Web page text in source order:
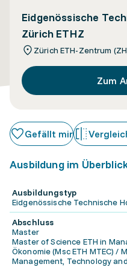
Eidgenössische
Zürich ETHZ
Zürich ETH-Zentrum
Zum
Gefällt mir
Ausbildung im
Ausbildungstyp
Eidgenössische Technische
Abschluss
Master
Master of Science ETH in
Ökonomie (Msc ETH MTEC) /
Management, Technology